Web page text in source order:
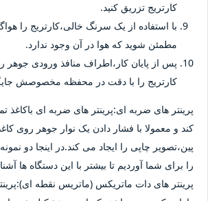
کارتریج تزریق کنید.
با استفاده از یک سرنگ خالی،کارتریج را
مطمئن شوید که هوا در آن وجود ندارد.
پس از پایان کار،اطراف منافذ ورودی جوهر
کارتریج را با دقت در محفظه مخصوصش
پرینتر های ضربه ای:پرینتر های ضربه ای باکاغذ
کند و معمولا با فشار دادن یک نوار جوهر روی کاغذ
پین،تصویر چاپی را ایجاد می کند.در اینجا دو
را برای شما آوردیم تا بیشتر با این دستگاه ها
پرینتر های دات ماتریکس (ماتریس نقطه